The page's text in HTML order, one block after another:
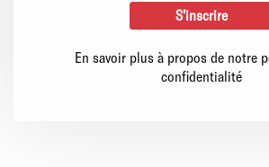
En savoir plus à propos de notre
confidentialité